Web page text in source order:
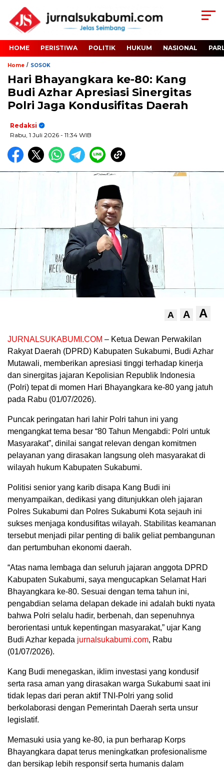
HOME PERISTIWA POLITIK HUKUM NASIONAL
Home / SOSOK
Hari Bhayangkara ke-80: Kang
Budi Azhar Apresiasi Sinergitas
Polri Jaga Kondusifitas Daerah
Redaksi
Rabu, 1 Juli 2026 - 11:34 WIB
A A A
JURNALSUKABUMI.COM – Ketua Dewan Perwakilan
Rakyat Daerah (DPRD) Kabupaten Sukabumi, Budi Azhar
Mutawali, memberikan apresiasi tinggi terhadap kinerja
dan sinergitas jajaran Kepolisian Republik Indonesia
(Polri) tepat di momen Hari Bhayangkara ke-80 yang jatuh
pada Rabu (01/07/2026).
Puncak peringatan hari lahir Polri tahun ini yang
mengangkat tema besar “80 Tahun Mengabdi: Polri untuk
Masyarakat”, dinilai sangat relevan dengan komitmen
pelayanan yang dirasakan langsung oleh masyarakat di
wilayah hukum Kabupaten Sukabumi.
Politisi senior yang karib disapa Kang Budi ini
menyampaikan, dedikasi yang ditunjukkan oleh jajaran
Polres Sukabumi dan Polres Sukabumi Kota sejauh ini
sukses menjaga kondusifitas wilayah. Stabilitas keamanan
tersebut menjadi pilar penting di balik geliat pembangunan
dan pertumbuhan ekonomi daerah.
“Atas nama lembaga dan seluruh jajaran anggota DPRD
Kabupaten Sukabumi, saya mengucapkan Selamat Hari
Bhayangkara ke-80. Sesuai dengan tema tahun ini,
pengabdian selama delapan dekade ini adalah bukti nyata
bahwa Polri selalu hadir, berbenah, dan sepenuhnya
berorientasi untuk kepentingan masyarakat,” ujar Kang
Budi Azhar kepada jurnalsukabumi.com, Rabu
(01/07/2026).
Kang Budi menegaskan, iklim investasi yang kondusif
serta rasa aman yang dirasakan warga Sukabumi saat ini
tidak lepas dari peran aktif TNI-Polri yang solid
berkolaborasi dengan Pemerintah Daerah serta unsur
legislatif.
Memasuki usia yang ke-80, ia pun berharap Korps
Bhayangkara dapat terus meningkatkan profesionalisme
dan bersikap lebih responsif serta humanis dalam